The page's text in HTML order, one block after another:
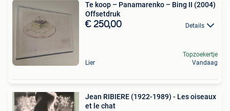
Te koop – Panamarenko – Bing II (2004)
Offsetdruk
€ 250,00 Details
Lier
Topzoekertje
Vandaag
Jean RIBIERE (1922-1989) - Les oiseaux
et le chat